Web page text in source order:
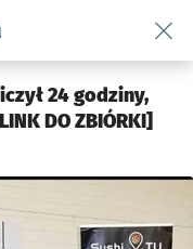
Sport i rekreacja
24 godziny,
DO ZBIÓRKI]